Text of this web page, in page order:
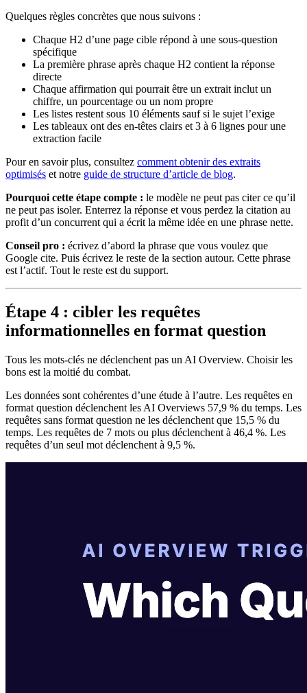
Quelques règles concrètes que nous suivons :
Chaque H2 d’une page cible répond à une sous-question
spécifique
La première phrase après chaque H2 contient la réponse
directe
Chaque affirmation qui pourrait être un extrait inclut un
chiffre, un pourcentage ou un nom propre
Les listes restent sous 10 éléments sauf si le sujet l’exige
Les tableaux ont des en-têtes clairs et 3 à 6 lignes pour une
extraction facile
Pour en savoir plus, consultez comment obtenir des extraits
optimisés et notre guide de structure d’article de blog.
Pourquoi cette étape compte : le modèle ne peut pas citer ce qu’il
ne peut pas isoler. Enterrez la réponse et vous perdez la citation au
profit d’un concurrent qui a écrit la même idée en une phrase nette.
Conseil pro : écrivez d’abord la phrase que vous voulez que
Google cite. Puis écrivez le reste de la section autour. Cette phrase
est l’actif. Tout le reste est du support.
Étape 4 : cibler les requêtes
informationnelles en format question
Tous les mots-clés ne déclenchent pas un AI Overview. Choisir les
bons est la moitié du combat.
Les données sont cohérentes d’une étude à l’autre. Les requêtes en
format question déclenchent les AI Overviews 57,9 % du temps. Les
requêtes sans format question ne les déclenchent que 15,5 % du
temps. Les requêtes de 7 mots ou plus déclenchent à 46,4 %. Les
requêtes d’un seul mot déclenchent à 9,5 %.